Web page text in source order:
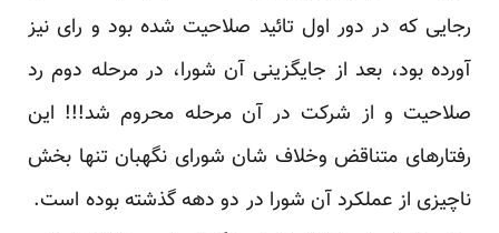
رجایی که در دور اول تائید صلاحیت شده بود و رای نیز
آورده بود، بعد از جایگزینی آن شورا، در مرحله دوم رد
صلاحیت و از شرکت در آن مرحله محروم شد!!! این
رفتارهای متناقض وخلاف شان شورای نگهبان تنها بخش
ناچیزی از عملکرد آن شورا در دو دهه گذشته بوده است.